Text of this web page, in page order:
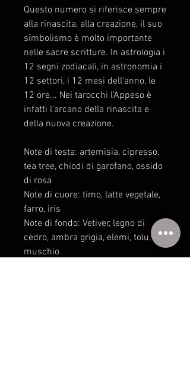
Questo numero si riferisce sempre
alla rinascita, alla creazione, il suo
simbolismo è molto importante
nelle sacre scritture. In astrologia i
12 segni zodiacali, in astronomia i
12 settori, i 12 mesi dell'anno, le
12 ore... Nei tarocchi l'Appeso è
infatti l'arcano della rinascita e
della nuova creazione.
Note di testa: artemisia, cipresso,
tea tree, chiodi di garofano, ossido
di rosa
Note di cuore: timo, latte vegetale,
farro, iris
Note di fondo: Vetiver, legno di
cedro, ambra grigia, elemi, tolu,
muschio